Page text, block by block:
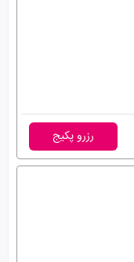
رزرو پکیج